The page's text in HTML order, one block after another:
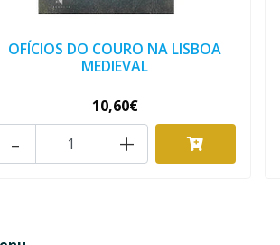
OFÍCIOS DO COURO NA LISBOA
MEDIEVAL
10,60€
+
-